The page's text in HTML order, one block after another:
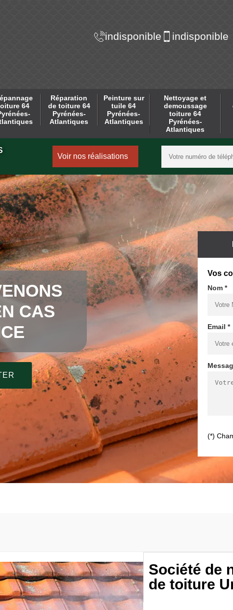
indisponible indisponible
64
Réparation
de toiture 64
Pyrénées-
Atlantiques
Peinture sur
tuile 64
Pyrénées-
Atlantiques
Nettoyage et
demoussage
toiture 64
Pyrénées-
Atlantiques
Voir nos réalisations
CAS
Vos
Nom *
Email *
(*)
Société de
de toiture